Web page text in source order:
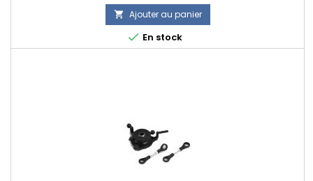
 Ajouter au panier
 En stock